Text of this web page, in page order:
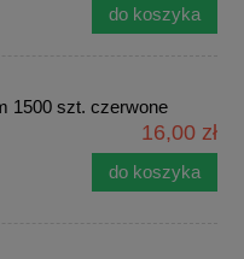
do koszyka
1500 szt. czerwone
16,00 zł
do koszyka